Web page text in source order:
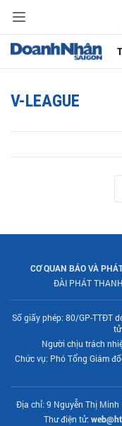
V-LEAGUE
CƠ QUAN BÁO VÀ
ĐÀI PHÁT
Số giấy phép: 80/GP-TTĐT
Người chịu trách
Chức vụ: Phó Tổng Giám
Địa chỉ: 9 Nguyễn Thị Minh
Thư điện tử: